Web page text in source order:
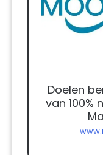
Doelen
van 100%